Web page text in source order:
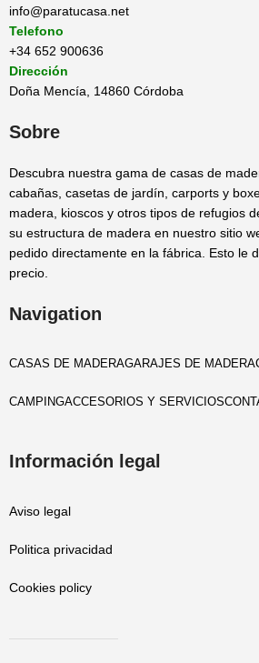
info@paratucasa.net
Telefono
+34 652 900636
Dirección
Doña Mencía, 14860 Córdoba
Sobre
Descubra nuestra gama de casas de
cabañas, casetas de jardín, carports y
madera, kioscos y otros tipos de refugios
su estructura de madera en nuestro sitio
pedido directamente en la fábrica. Esto le
precio.
Navigation
CASAS DE MADERAGARAJES DE MADERA
CAMPINGACCESORIOS Y SERVICIOS
Información legal
Aviso legal
Politica privacidad
Cookies policy